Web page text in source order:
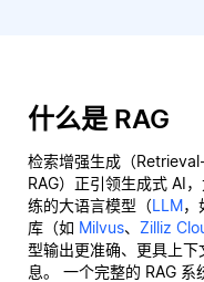
什么是 RAG
检索增强生成（
RAG）正引领生成式 AI
练的大语言模型（LLM，
库（如 Milvus、 Zilliz
型输出更准确、更具上
息。 一个完整的 RAG 系